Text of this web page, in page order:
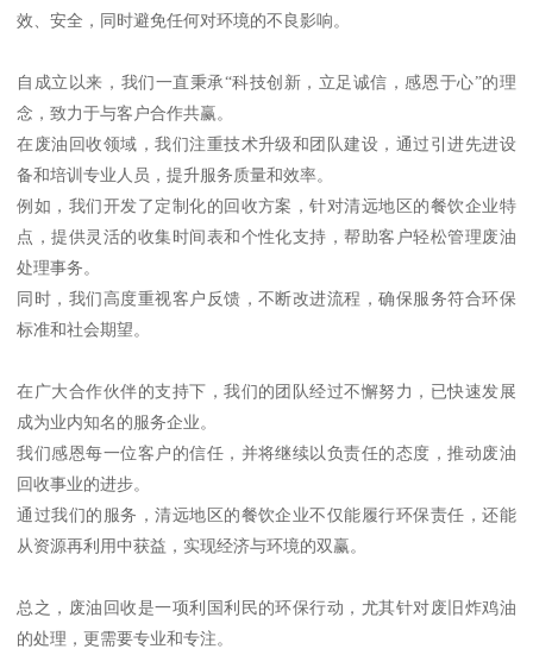
效、安全，同时避免任何对环境的不良影响。
自成立以来，我们一直秉承“科技创新，立足诚信，感恩于心”的理
念，致力于与客户合作共赢。
在废油回收领域，我们注重技术升级和团队建设，通过引进先进设
备和培训专业人员，提升服务质量和效率。
例如，我们开发了定制化的回收方案，针对清远地区的餐饮企业特
点，提供灵活的收集时间表和个性化支持，帮助客户轻松管理废油
处理事务。
同时，我们高度重视客户反馈，不断改进流程，确保服务符合环保
标准和社会期望。
在广大合作伙伴的支持下，我们的团队经过不懈努力，已快速发展
成为业内知名的服务企业。
我们感恩每一位客户的信任，并将继续以负责任的态度，推动废油
回收事业的进步。
通过我们的服务，清远地区的餐饮企业不仅能履行环保责任，还能
从资源再利用中获益，实现经济与环境的双赢。
总之，废油回收是一项利国利民的环保行动，尤其针对废旧炸鸡油
的处理，更需要专业和专注。